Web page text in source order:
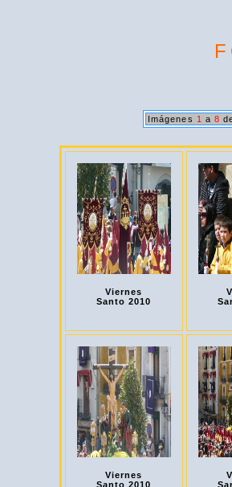
Imágenes 1 a8
Viernes
Santo 2010
Viernes
Santo 2010